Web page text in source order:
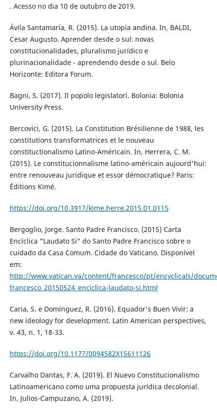
. Acesso no dia 10 de outubro de 2019.
Ávila Santamaría, R. (2015). La utopia andina. In, BALDI,
Cesar Augusto. Aprender desde o sul: novas
constitucionalidades, pluralismo jurídico e
plurinacionalidade - aprendendo desde o sul. Belo
Horizonte: Editora Forum.
Bagni, S. (2017). Il popolo legislatori. Bolonia: Bolonia
University Press.
Bercovici, G. (2015). La Constitution Brésilienne de 1988, les
constitutions transformatrices et le nouveau
constituctionalismo Latino-Américain. In, Herrera, C. M.
(2015). Le constitucionnalisme latino-américain aujourd'hui:
entre renouveau juridique et essor démocratique? Paris:
Éditions Kimé.
https://doi.org/10.3917/kime.herre.2015.01.0115
Bergoglio, Jorge. Santo Padre Francisco. (2015) Carta
Encíclica "Laudato Si" do Santo Padre Francisco sobre o
cuidado da Casa Comum. Cidade do Vaticano. Disponível
em:
http://www.vatican.va/content/francesco/pt/encyclicals/
francesco_20150524_enciclica-laudato-si.html
Caria, S. e Domínguez, R. (2016). Equador's Buen Vivir: a
new ideology for development. Latin American perspectives,
v. 43, n. 1, 18-33.
https://doi.org/10.1177/0094582X15611126
Carvalho Dantas, F. A. (2019). El Nuevo Constitucionalismo
Latinoamericano como uma propuesta jurídica decolonial.
In, Julios-Campuzano, A. (2019).